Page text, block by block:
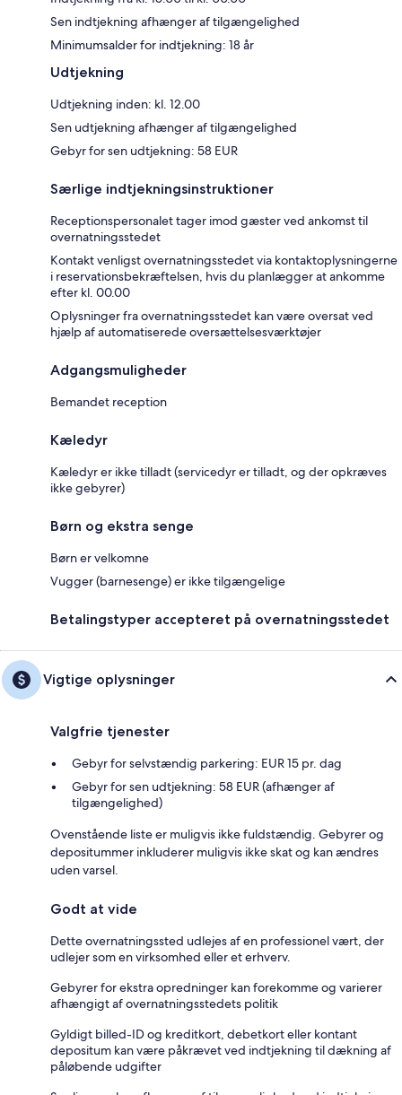
Sen indtjekning afhænger af tilgængelighed
Minimumsalder for indtjekning: 18 år
Udtjekning
Udtjekning inden: kl. 12.00
Sen udtjekning afhænger af tilgængelighed
Gebyr for sen udtjekning: 58 EUR
Særlige indtjekningsinstruktioner
Receptionspersonalet tager imod gæster ved ankomst til
overnatningsstedet
Kontakt venligst overnatningsstedet via kontaktoplysningerne
i reservationsbekræftelsen, hvis du planlægger at ankomme
efter kl. 00.00
Oplysninger fra overnatningsstedet kan være oversat ved
hjælp af automatiserede oversættelsesværktøjer
Adgangsmuligheder
Bemandet reception
Kæledyr
Kæledyr er ikke tilladt (servicedyr er tilladt, og der opkræves
ikke gebyrer)
Børn og ekstra senge
Børn er velkomne
Vugger (barnesenge) er ikke tilgængelige
Betalingstyper accepteret på overnatningsstedet
Vigtige oplysninger
Valgfrie tjenester
Gebyr for selvstændig parkering: EUR 15 pr. dag
Gebyr for sen udtjekning: 58 EUR (afhænger af
tilgængelighed)
Ovenstående liste er muligvis ikke fuldstændig. Gebyrer og
depositummer inkluderer muligvis ikke skat og kan ændres
uden varsel.
Godt at vide
Dette overnatningssted udlejes af en professionel vært, der
udlejer som en virksomhed eller et erhverv.
Gebyrer for ekstra opredninger kan forekomme og varierer
afhængigt af overnatningsstedets politik
Gyldigt billed-ID og kreditkort, debetkort eller kontant
depositum kan være påkrævet ved indtjekning til dækning af
påløbende udgifter